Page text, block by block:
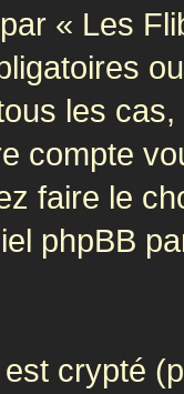
« Les
les
compte
faire le
phpBB
crypté